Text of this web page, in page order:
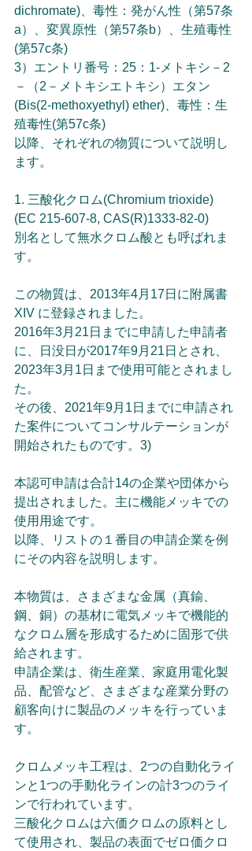
dichromate)、毒性：発がん性（第57条
a）、変異原性（第57条b）、生殖毒性
(第57c条)
3）エントリ番号：25：1-メトキシ－2
－（2－メトキシエトキシ）エタン
(Bis(2-methoxyethyl) ether)、毒性：生
殖毒性(第57c条)
以降、それぞれの物質について説明し
ます。
1. 三酸化クロム(Chromium trioxide)
(EC 215-607-8, CAS(R)1333-82-0)
別名として無水クロム酸とも呼ばれま
す。
この物質は、2013年4月17日に附属書
XIV に登録されました。
2016年3月21日までに申請した申請者
に、日没日が2017年9月21日とされ、
2023年3月1日まで使用可能とされまし
た。
その後、2021年9月1日までに申請され
た案件についてコンサルテーションが
開始されたものです。3)
本認可申請は合計14の企業や団体から
提出されました。主に機能メッキでの
使用用途です。
以降、リストの１番目の申請企業を例
にその内容を説明します。
本物質は、さまざまな金属（真鍮、
鋼、銅）の基材に電気メッキで機能的
なクロム層を形成するために固形で供
給されます。
申請企業は、衛生産業、家庭用電化製
品、配管など、さまざまな産業分野の
顧客向けに製品のメッキを行っていま
す。
クロムメッキ工程は、2つの自動化ライ
ンと1つの手動化ラインの計3つのライ
ンで行われています。
三酸化クロムは六価クロムの原料とし
て使用され、製品の表面でゼロ価クロ